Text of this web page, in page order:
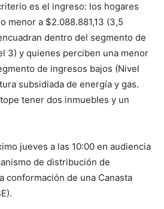
es el ingreso: los hogares
menor a $2.088.881,13 (3,5
dentro del segmento de
3) y quienes perciben una menor
de ingresos bajos (Nivel
subsidiada de energía y gas.
tener dos inmuebles y un
jueves a las 10:00 en audiencia
de distribución de
conformación de una Canasta